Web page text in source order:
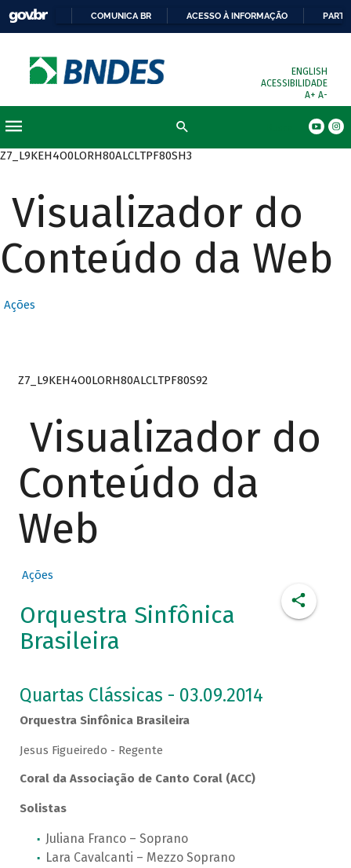
COMUNICA BR ACESSO À INFORMAÇÃO
ENGLISH
ACESSIBILIDADE
A+ A-
Z7_L9KEH4O0LORH80ALCLTPF80SH3
Visualizador do
Conteúdo da Web
Ações
Z7_L9KEH4O0LORH80ALCLTPF80S92
Visualizador do
Conteúdo da
Web
Ações
Orquestra Sinfônica
Brasileira
Quartas Clássicas - 03.09.2014
Orquestra Sinfônica Brasileira
Jesus Figueiredo - Regente
Coral da Associação de Canto Coral (ACC)
Solistas
Juliana Franco – Soprano
Lara Cavalcanti – Mezzo Soprano